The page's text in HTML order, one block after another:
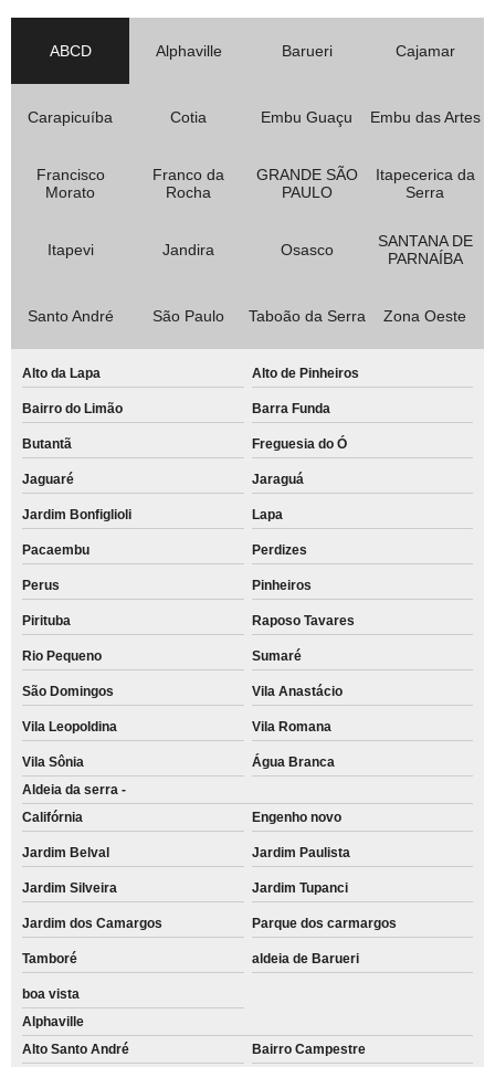
ABCD Alphaville Barueri Cajamar
Carapicuíba Cotia Embu Guaçu Embu das Artes
Francisco
Morato
Franco da
Rocha
GRANDE SÃO
PAULO
Itapecerica da
Serra
Itapevi Jandira Osasco
SANTANA DE
PARNAÍBA
Santo André São Paulo Taboão da Serra Zona Oeste
Alto da Lapa Alto de Pinheiros
Bairro do Limão Barra Funda
Butantã Freguesia do Ó
Jaguaré Jaraguá
Jardim Bonfiglioli Lapa
Pacaembu Perdizes
Perus Pinheiros
Pirituba Raposo Tavares
Rio Pequeno Sumaré
São Domingos Vila Anastácio
Vila Leopoldina Vila Romana
Vila Sônia
Água Branca
Aldeia da serra -
Califórnia
Engenho novo
Jardim Belval Jardim Paulista
Jardim Silveira Jardim Tupanci
Jardim dos Camargos Parque dos carmargos
Tamboré aldeia de Barueri
boa vista
Alphaville
Alto Santo André
Bairro Campestre